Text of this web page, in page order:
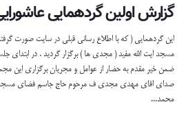
گزارش اولین گردهمایی
مسجد ایت الله مفید ( مجدی ها ) برگزار گردید . در
ضمن خیر مقدم به حضار از عوامل و مجریان برگزاری این
صدای اقای مهدی مجدی ف مرحوم حاج جاسم فضای مسجد
محمد...